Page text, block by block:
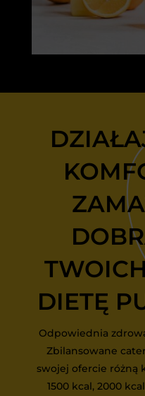
DIETĘ
Odpowiednia
Zbilansowane
swojej ofercie różną
1500 kcal, 2000